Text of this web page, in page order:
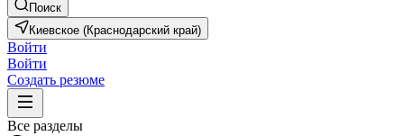
Поиск
Киевское (Краснодарский край)
Войти
Войти
Создать резюме
Все разделы